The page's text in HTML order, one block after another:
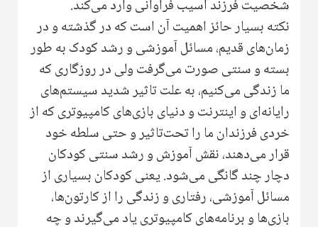
شخصیت فرزند آسیب فراوانی وارد می‌کند.
نکته بسیار حائز اهمیت آن است که در گذشته و در
زمان‌های قدیم، مسائل آموزشی و رشد کودک به طور
بسته و سنتی صورت می‌گرفت ولی در روزگاری که
ما زندگی می‌کنیم، به علت تاثیر شدید سیستم‌های
رایانه‌ای و اینترنت و دنیای بازی‌های کامپیوتری که از
خردی فرزندان ما را تحت‌تاثیر و حتی سلطه خود
قرار می‌دهند، نقش آموزش و رشد سنتی کودکان
دچار چند گانگی می‌شود. یعنی کودکان بسیاری از
مسائل آموزشی، رفتاری و زندگی را از کارتون‌ها،
بازی‌ها و برنامه‌های کامپیوتری یاد می‌گیرند و چه